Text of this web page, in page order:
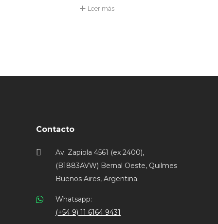
Leer más
Contacto
Av. Zapiola 4561 (ex 2400),
(B1883AVW) Bernal Oeste, Quilmes
Buenos Aires, Argentina.
Whatsapp:
(+54 9) 11 6164 9431